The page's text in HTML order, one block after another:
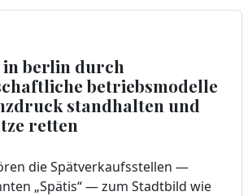
in berlin durch
betriebsmodelle
standhalten und
retten
die Spätverkaufsstellen —
„Spätis“ — zum Stadtbild wie